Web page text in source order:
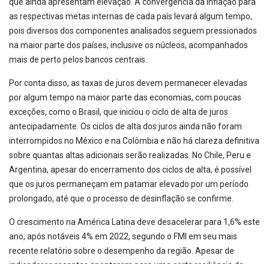
as respectivas metas internas de cada país levará algum tempo,
pois diversos dos componentes analisados seguem pressionados
na maior parte dos países, inclusive os núcleos, acompanhados
mais de perto pelos bancos centrais.
Por conta disso, as taxas de juros devem permanecer elevadas
por algum tempo na maior parte das economias, com poucas
exceções, como o Brasil, que iniciou o ciclo de alta de juros
antecipadamente. Os ciclos de alta dos juros ainda não foram
interrompidos no México e na Colômbia e não há clareza definitiva
sobre quantas altas adicionais serão realizadas. No Chile, Peru e
Argentina, apesar do encerramento dos ciclos de alta, é possível
que os juros permaneçam em patamar elevado por um período
prolongado, até que o processo de desinflação se confirme.
O crescimento na América Latina deve desacelerar para 1,6% este
ano, após notáveis ​​4% em 2022, segundo o FMI em seu mais
recente relatório sobre o desempenho da região. Apesar de